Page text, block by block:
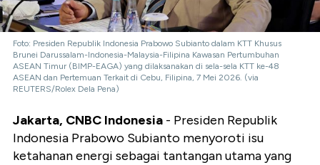
Foto: Presiden Republik Indonesia Prabowo Subianto dalam KTT Khusus
Brunei Darussalam-Indonesia-Malaysia-Filipina Kawasan Pertumbuhan
ASEAN Timur (BIMP-EAGA) yang dilaksanakan di sela-sela KTT ke-48
ASEAN dan Pertemuan Terkait di Cebu, Filipina, 7 Mei 2026. (via
REUTERS/Rolex Dela Pena)
Jakarta, CNBC Indonesia - Presiden Republik
Indonesia Prabowo Subianto menyoroti isu
ketahanan energi sebagai tantangan utama yang